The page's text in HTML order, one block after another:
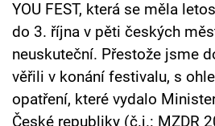
Přihlášení
Sledujte nás
YOU FEST, která se měla
do 3. října v pěti českých
neuskuteční. Přestože jsme
věřili v konání festivalu, s
opatření, které vydalo
České republiky (č.j.: MZDR